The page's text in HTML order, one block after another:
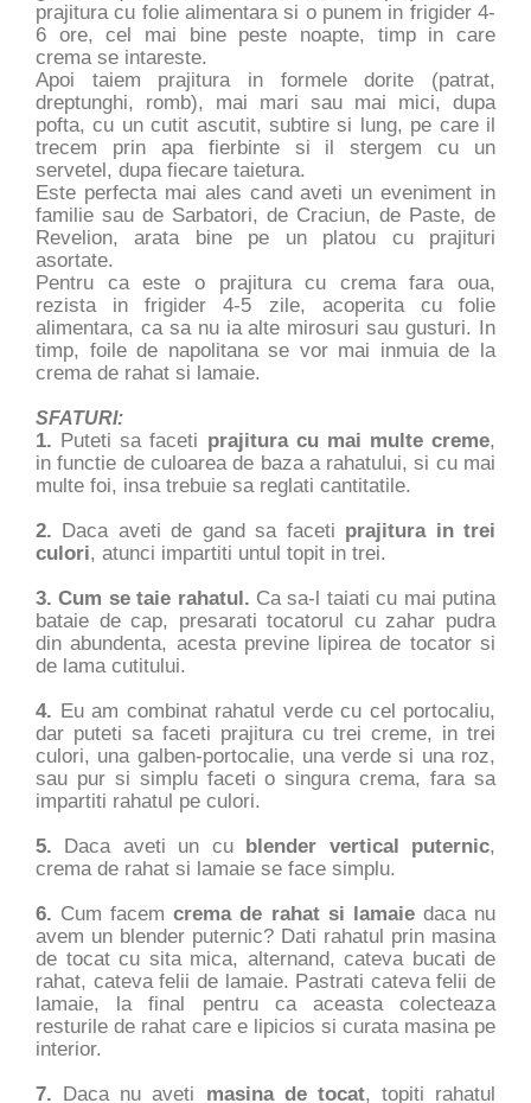
prajitura cu folie alimentara si o punem in frigider 4-
6 ore, cel mai bine peste noapte, timp in care
crema se intareste.
Apoi taiem prajitura in formele dorite (patrat,
dreptunghi, romb), mai mari sau mai mici, dupa
pofta, cu un cutit ascutit, subtire si lung, pe care il
trecem prin apa fierbinte si il stergem cu un
servetel, dupa fiecare taietura.
Este perfecta mai ales cand aveti un eveniment in
familie sau de Sarbatori, de Craciun, de Paste, de
Revelion, arata bine pe un platou cu prajituri
asortate.
Pentru ca este o prajitura cu crema fara oua,
rezista in frigider 4-5 zile, acoperita cu folie
alimentara, ca sa nu ia alte mirosuri sau gusturi. In
timp, foile de napolitana se vor mai inmuia de la
crema de rahat si lamaie.
SFATURI:
1. Puteti sa faceti prajitura cu mai multe creme,
in functie de culoarea de baza a rahatului, si cu mai
multe foi, insa trebuie sa reglati cantitatile.
2. Daca aveti de gand sa faceti prajitura in trei
culori, atunci impartiti untul topit in trei.
3. Cum se taie rahatul. Ca sa-l taiati cu mai putina
bataie de cap, presarati tocatorul cu zahar pudra
din abundenta, acesta previne lipirea de tocator si
de lama cutitului.
4. Eu am combinat rahatul verde cu cel portocaliu,
dar puteti sa faceti prajitura cu trei creme, in trei
culori, una galben-portocalie, una verde si una roz,
sau pur si simplu faceti o singura crema, fara sa
impartiti rahatul pe culori.
5. Daca aveti un cu blender vertical puternic,
crema de rahat si lamaie se face simplu.
6. Cum facemcrema de rahat si lamaiedaca nu
avem un blender puternic? Dati rahatul prin masina
de tocat cu sita mica, alternand, cateva bucati de
rahat, cateva felii de lamaie. Pastrati cateva felii de
lamaie, la final pentru ca aceasta colecteaza
resturile de rahat care e lipicios si curata masina pe
interior.
7. Daca nu aveti masina de tocat, topiti rahatul